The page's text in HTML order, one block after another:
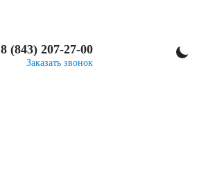
8 (843) 207-27-00
Заказать звонок